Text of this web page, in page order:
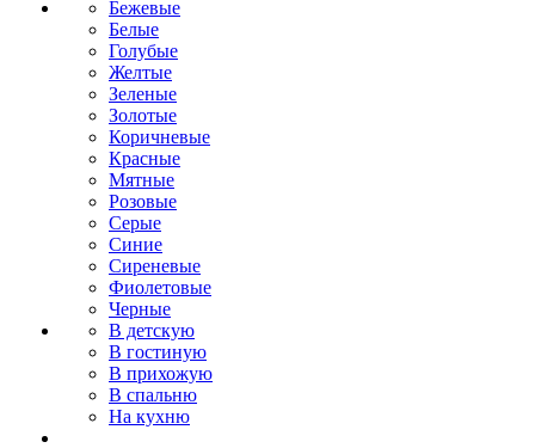
Бежевые
Белые
Голубые
Желтые
Зеленые
Золотые
Коричневые
Красные
Мятные
Розовые
Серые
Синие
Сиреневые
Фиолетовые
Черные
В детскую
В гостиную
В прихожую
В спальню
На кухню